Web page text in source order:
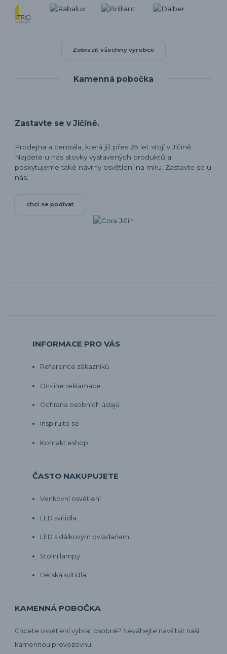
Zobrazit všechny výrobce
Kamenná pobočka
Zastavte se v Jičíně.
Prodejna a centrála, která již přes 25 let stojí v Jičíně.
Najdete u nás stovky vystavených produktů a
poskytujeme také návrhy osvětlení na míru. Zastavte se u
nás.
chci se podívat
INFORMACE PRO VÁS
Reference zákazníků
On-line reklamace
Ochrana osobních údajů
Inspirujte se
Kontakt eshop
ČASTO NAKUPUJETE
Venkovní osvětlení
LED svítidla
LED s dálkovým ovladačem
Stolní lampy
Dětská svítidla
KAMENNÁ POBOČKA
Chcete osvětlení vybrat osobně? Neváhejte navšítvit naší
kamennou provozovnu!